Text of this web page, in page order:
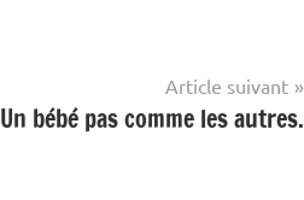
Article suivant
Un bébé pas comme les autres.